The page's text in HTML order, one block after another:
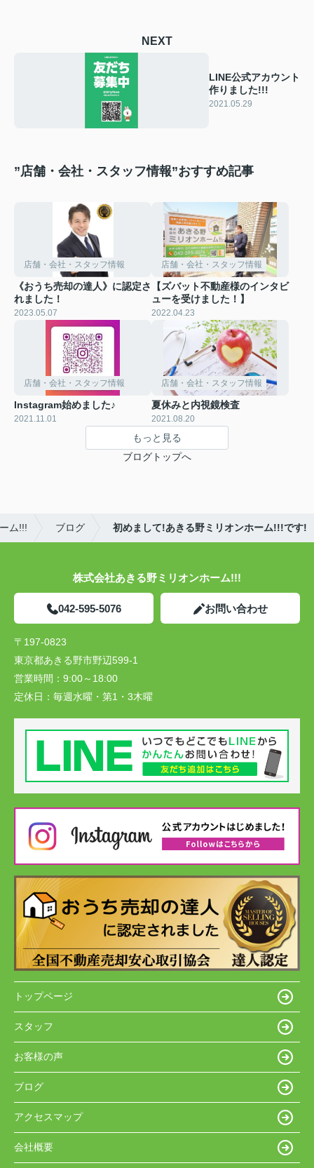
NEXT
LINE公式アカウント
作りました!!!
2021.05.29
”店舗・会社・スタッフ情報”おすすめ記事
店舗・会社・スタッフ情報
《おうち売却の達人》に認定さ
れました！
2023.05.07
店舗・会社・スタッフ情報
【ズバット不動産様のインタビ
ューを受けました！】
2022.04.23
店舗・会社・スタッフ情報
Instagram始めました♪
2021.11.01
店舗・会社・スタッフ情報
夏休みと内視鏡検査
2021.08.20
もっと見る
ブログトップへ
ム!!! ブログ 初めまして!あきる野ミリオンホーム!!!です!
株式会社あきる野ミリオンホーム!!!
042-595-5076 お問い合わせ
〒197-0823
東京都あきる野市野辺599-1
営業時間： 9:00～18:00
定休日： 毎週水曜・第1・3木曜
トップページ
スタッフ
お客様の声
ブログ
アクセスマップ
会社概要